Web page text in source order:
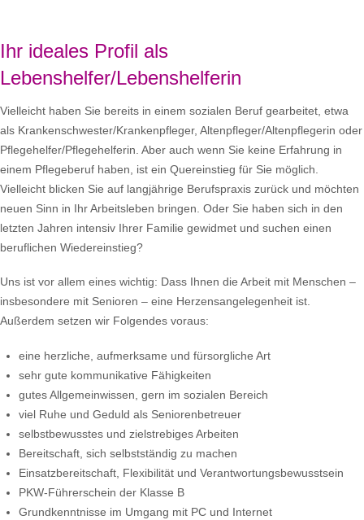
Ihr ideales Profil als
Lebenshelfer/Lebenshelferin
Vielleicht haben Sie bereits in einem sozialen Beruf gearbeitet, etwa
als Krankenschwester/Krankenpfleger, Altenpfleger/Altenpflegerin oder
Pflegehelfer/Pflegehelferin. Aber auch wenn Sie keine Erfahrung in
einem Pflegeberuf haben, ist ein Quereinstieg für Sie möglich.
Vielleicht blicken Sie auf langjährige Berufspraxis zurück und möchten
neuen Sinn in Ihr Arbeitsleben bringen. Oder Sie haben sich in den
letzten Jahren intensiv Ihrer Familie gewidmet und suchen einen
beruflichen Wiedereinstieg?
Uns ist vor allem eines wichtig: Dass Ihnen die Arbeit mit Menschen –
insbesondere mit Senioren – eine Herzensangelegenheit ist.
Außerdem setzen wir Folgendes voraus:
eine herzliche, aufmerksame und fürsorgliche Art
sehr gute kommunikative Fähigkeiten
gutes Allgemeinwissen, gern im sozialen Bereich
viel Ruhe und Geduld als Seniorenbetreuer
selbstbewusstes und zielstrebiges Arbeiten
Bereitschaft, sich selbstständig zu machen
Einsatzbereitschaft, Flexibilität und Verantwortungsbewusstsein
PKW-Führerschein der Klasse B
Grundkenntnisse im Umgang mit PC und Internet